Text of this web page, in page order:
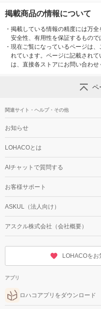
掲載商品の情報について
・ 掲載している情報の精度には万全
安全性、有用性を保証するもので
・ 現在ご覧になっているページは
れています。ページに記載され
は、直接各ストアにお問い合わせ
ペ
関連サイト・ヘルプ・その他
お知らせ
LOHACOとは
AIチャットで質問する
お客様サポート
ASKUL（法人向け）
アスクル株式会社（会社概要）
LOHACOを
アプリ
ロハコアプリをダウンロード